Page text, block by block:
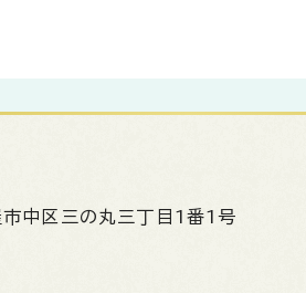
中区三の丸三丁目1番1号